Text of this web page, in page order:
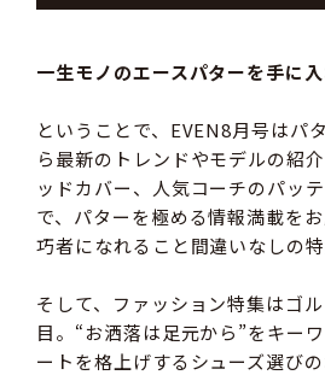
一生モノのエースパターを手に入
ということで、EVEN8月号はパ
ら最新のトレンドやモデルの紹
ッドカバー、人気コーチのパッ
で、パターを極める情報満載を
巧者になれること間違いなしの特
そして、ファッション特集はゴ
目。“お洒落は足元から”をキー
ートを格上げするシューズ選び